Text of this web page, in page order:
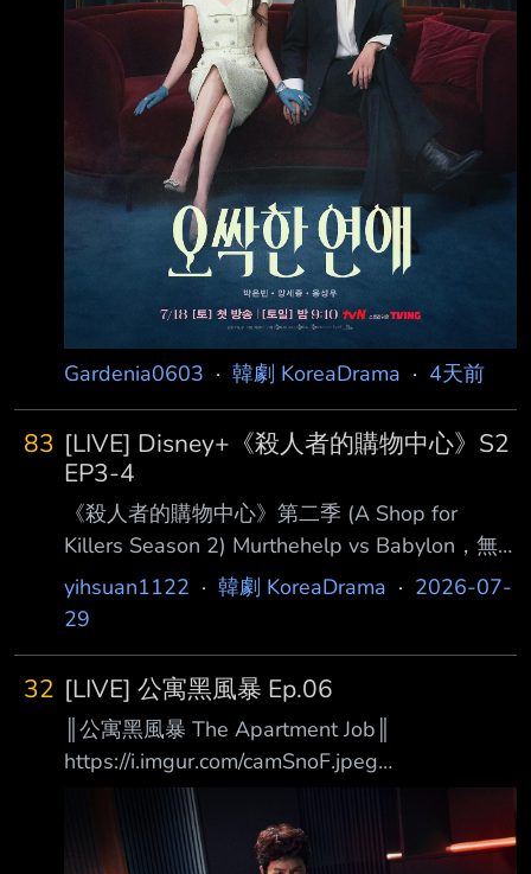
Gardenia0603 · 韓劇 KoreaDrama · 4天前
83 [LIVE] Disney+《殺人者的購物中心》S2
EP3-4
《殺人者的購物中心》第二季 (A Shop for
Killers Season 2) Murthehelp vs Babylon，無
法避免的戰爭一觸即發
https://imgur.com/7InwBoj 完成「協助殺人」交
叔叔進灣。 面對來自巴比倫國際勢力的更大威
脅，兩人正式攜手展開反擊。 7 月 22 日起，每
週三 15:00 於 Disney+ 更新兩集，全劇共八
集。
─────────────────────────────
────────── 導 演
yihsuan1122 · 韓劇 KoreaDrama · 2026-07-
29
32 [LIVE] 公寓黑風暴 Ep.06
║公寓黑風暴 The Apartment Job║
https://i.imgur.com/camSnoF.jpeg
https://i.imgur.com/vDSk8wm.jpeg 100億的管
理費我要全部拿走！ 你每個月所繳納的管理
費，真的有用在對的地方嗎？ 在韓國有一半以